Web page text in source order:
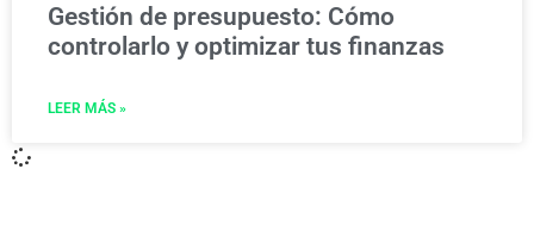
Gestión de presupuesto: Cómo
controlarlo y optimizar tus finanzas
LEER MÁS »